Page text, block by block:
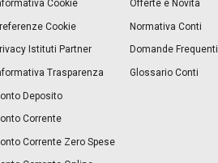
Cookie
Cookie
Istituti Partner
Trasparenza
Deposito
Corrente
Corrente Zero Spese
Offerte e Novità
Normativa Conti
Domande Frequenti
Glossario Conti